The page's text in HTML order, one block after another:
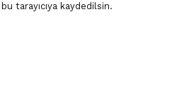
tarayıcıya kaydedilsin.